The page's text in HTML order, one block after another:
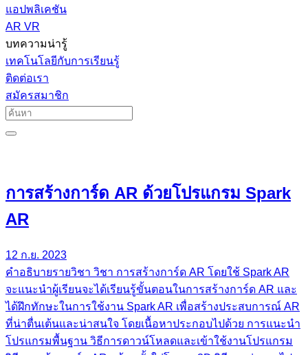
แอปพลิเคชัน
AR VR
บทความน่ารู้
เทคโนโลยีกับการเรียนรู้
ติดต่อเรา
สมัครสมาชิก
การสร้างการ์ด AR ด้วยโปรแกรม Spark
AR
12 ก.ย. 2023
คำอธิบายรายวิชา วิชา การสร้างการ์ด AR โดยใช้ Spark AR
จะแนะนำผู้เรียนจะได้เรียนรู้ขั้นตอนในการสร้างการ์ด AR และ
ได้ฝึกทักษะในการใช้งาน Spark AR เพื่อสร้างประสบการณ์ AR
ที่น่าตื่นเต้นและน่าสนใจ โดยเนื้อหาประกอบไปด้วย การแนะนำ
โปรแกรมพื้นฐาน วิธีการดาวน์โหลดและเข้าใช้งานโปรแกรม